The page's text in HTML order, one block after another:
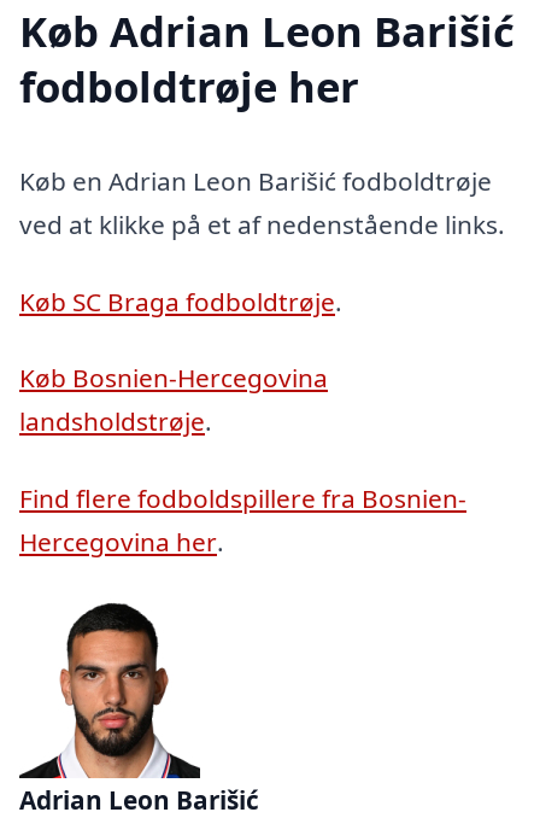
Køb Adrian Leon Barišić
fodboldtrøje her
Køb en Adrian Leon Barišić fodboldtrøje
ved at klikke på et af nedenstående links.
Køb SC Braga fodboldtrøje.
Køb Bosnien-Hercegovina
landsholdstrøje.
Find flere fodboldspillere fra Bosnien-
Hercegovina her.
Adrian Leon Barišić